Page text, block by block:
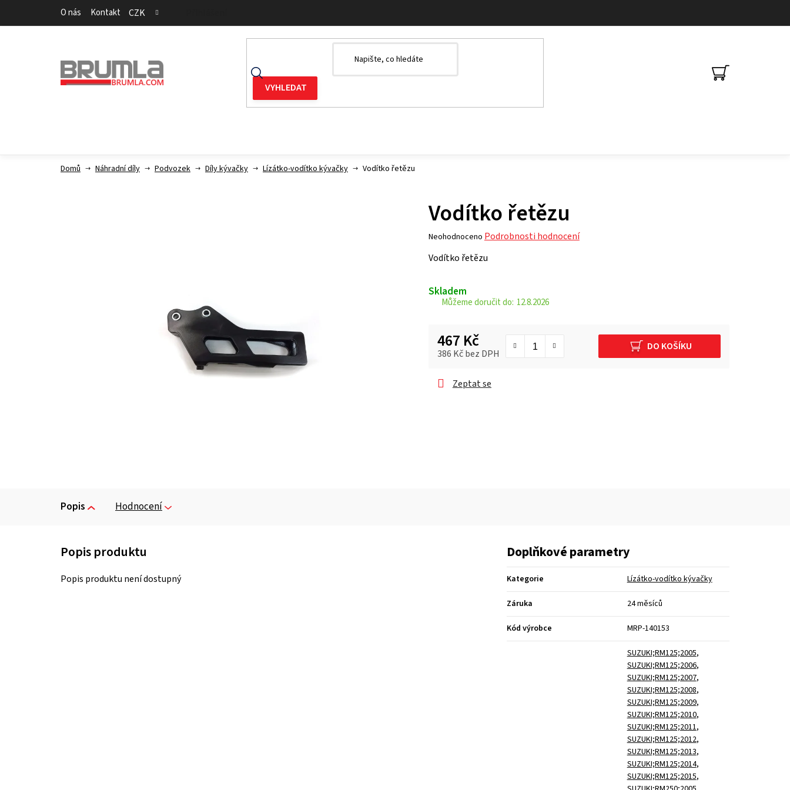
O nás Kontakt CZK
NÁKUPNÍ
Domů Náhradní díly Podvozek Díly kývačky Lízátko-vodítko kývačky Vodítko řetězu
Vodítko řetězu
Průměrné
produktu
0,0
Neohodnoceno Podrobnosti hodnocení
Vodítko řetězu
Skladem
12.8.2026
467 Kč
386 Kč bez DPH
DO KOŠÍKU
Zeptat se
Popis Hodnocení
Popis produktu není dostupný
Doplňkové parametry
Kategorie Lízátko-vodítko kývačky
Záruka 24 měsíců
Kód výrobce MRP-140153
SUZUKI;RM125;2005,
SUZUKI;RM125;2006,
SUZUKI;RM125;2007,
SUZUKI;RM125;2008,
SUZUKI;RM125;2009,
SUZUKI;RM125;2010,
SUZUKI;RM125;2011,
SUZUKI;RM125;2012,
SUZUKI;RM125;2013,
SUZUKI;RM125;2014,
SUZUKI;RM125;2015,